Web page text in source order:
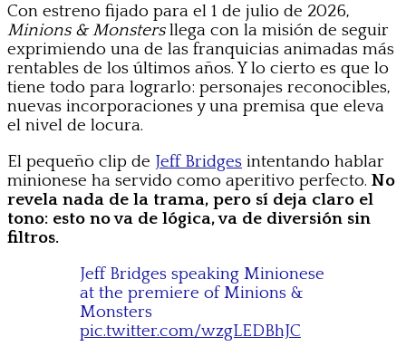
Con estreno fijado para el 1 de julio de 2026,
Minions & Monstersllega con la misión de seguir
exprimiendo una de las franquicias animadas más
rentables de los últimos años. Y lo cierto es que lo
tiene todo para lograrlo: personajes reconocibles,
nuevas incorporaciones y una premisa que eleva
el nivel de locura.
El pequeño clip de Jeff Bridges intentando hablar
minionese ha servido como aperitivo perfecto. No
revela nada de la trama, pero sí deja claro el
tono: esto no va de lógica, va de diversión sin
filtros.
Jeff Bridges speaking Minionese
at the premiere of Minions &
Monsters
pic.twitter.com/wzgLEDBhJC